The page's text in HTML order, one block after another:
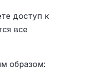
доступ к
все
образом: